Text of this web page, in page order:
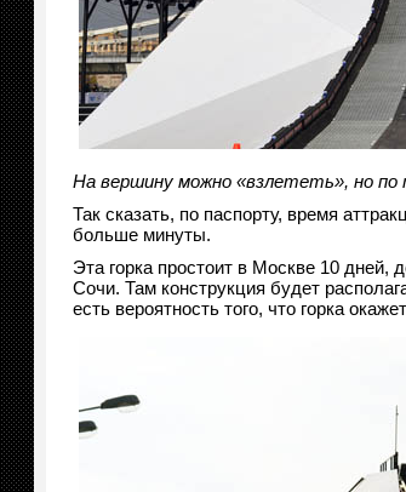
На вершину можно «взлететь», но по
Так сказать, по паспорту, время
больше минуты.
Эта горка простоит в Москве 10 дней,
Сочи. Там конструкция будет
есть вероятность того, что горка